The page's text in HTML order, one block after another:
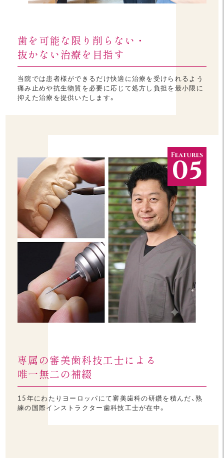
歯を可能な限り削らない・
抜かない治療を目指す
当院では患者様ができるだけ快適に治療を受けられるよう
痛み止めや抗生物質を必要に応じて処方し負担を最小限に
抑えた治療を提供いたします。
専属の審美歯科技工士による
唯一無二の補綴
15年にわたりヨーロッパにて審美歯科の研鑽を積んだ、熟
練の国際インストラクター歯科技工士が在中。